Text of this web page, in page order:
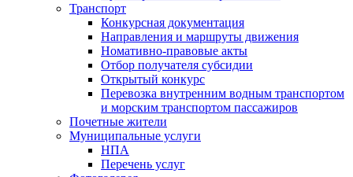
Транспорт
Конкурсная документация
Направления и маршруты движения
Номативно-правовые акты
Отбор получателя субсидии
Открытый конкурс
Перевозка внутренним водным транспортом
и морским транспортом пассажиров
Почетные жители
Муниципальные услуги
НПА
Перечень услуг